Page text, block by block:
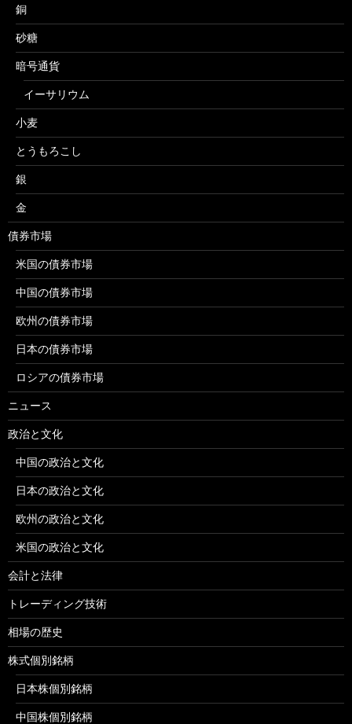
銅
砂糖
暗号通貨
イーサリウム
小麦
とうもろこし
銀
金
債券市場
米国の債券市場
中国の債券市場
欧州の債券市場
日本の債券市場
ロシアの債券市場
ニュース
政治と文化
中国の政治と文化
日本の政治と文化
欧州の政治と文化
米国の政治と文化
会計と法律
トレーディング技術
相場の歴史
株式個別銘柄
日本株個別銘柄
中国株個別銘柄